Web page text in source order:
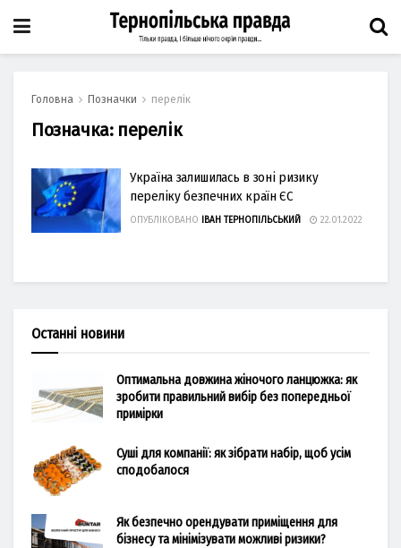
Головна Позначки перелік
Позначка: перелік
Україна залишилась в зоні ризику
переліку безпечних країн ЄС
ОПУБЛІКОВАНО ІВАН ТЕРНОПІЛЬСЬКИЙ 22.01.2022
Останні новини
Оптимальна довжина жіночого ланцюжка: як
зробити правильний вибір без попередньої
примірки
Суші для компанії: як зібрати набір, щоб усім
сподобалося
Як безпечно орендувати приміщення для
бізнесу та мінімізувати можливі ризики?